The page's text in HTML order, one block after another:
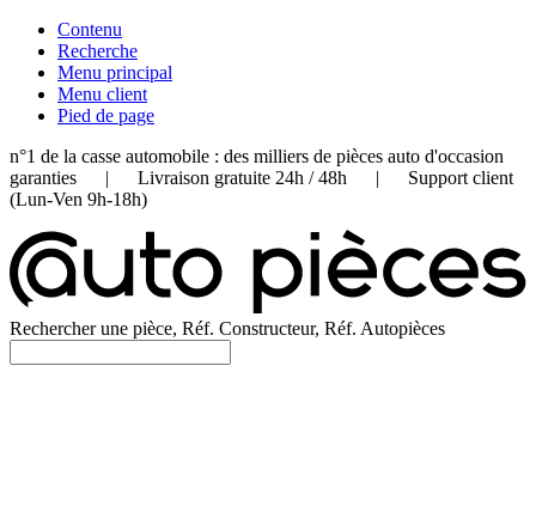
Contenu
Recherche
Menu principal
Menu client
Pied de page
n°1 de la casse automobile : des milliers de pièces auto d'occasion
garanties | Livraison gratuite 24h / 48h | Support client
(Lun-Ven 9h-18h)
Rechercher une pièce, Réf. Constructeur, Réf. Autopièces